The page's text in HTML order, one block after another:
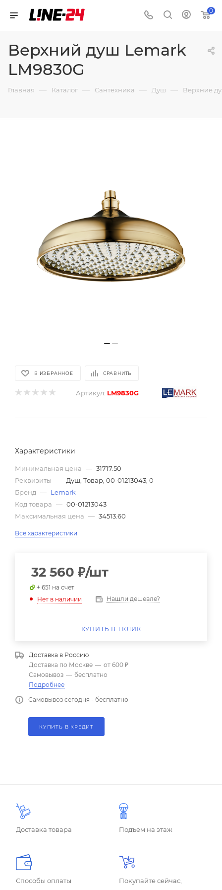
0
Верхний душ Lemark
LM9830G
Главная — Каталог — Сантехника — Душ — Верхние
В ИЗБРАННОЕ СРАВНИТЬ
Артикул: LM9830G
Характеристики
Минимальная цена — 31717.50
Реквизиты — Душ, Товар, 00-01213043, 0
Бренд — Lemark
Код товара — 00-01213043
Максимальная цена — 34513.60
Все характеристики
32 560 ₽/шт
+ 651 на счет
Нет в наличии
Нашли дешевле?
КУПИТЬ В 1 КЛИК
Доставка в Россию
Доставка по Москве — от 600 ₽
Самовывоз — бесплатно
Подробнее
Самовывоз сегодня - бесплатно
КУПИТЬ В КРЕДИТ
Доставка товара Подъем на этаж
Способы оплаты
Покупайте сейчас,